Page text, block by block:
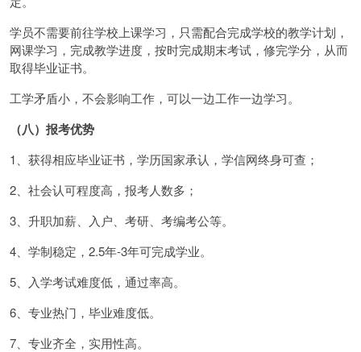
学员不需要前往学校上课学习，只需配合完成学校的教学计划，
网课学习，完成教学进度，按时完成期末考试，修完学分，从而
取得毕业证书。
工学矛盾小，不会影响工作，可以一边工作一边学习。
（八）报考优势
1、获得相应毕业证书，学历国家承认，学信网终身可查；
2、社会认可程度高，报考人数多；
3、升职加薪、入户、考研、考编考公等。
4、学制稳定，2.5年-3年可完成学业。
5、入学考试难度低，通过率高。
6、专业热门，毕业难度低。
7、专业齐全，实用性高。